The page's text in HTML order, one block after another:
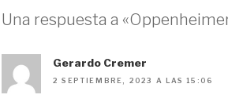
s
y
o
n
b
o
k
i
l
a
i
Una respuesta a
Gerardo Cremer
2 SEPTIEMBRE, 2023 A LAS 15:06